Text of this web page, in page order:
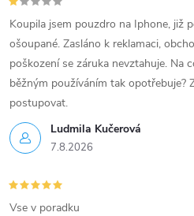
Ludmila Kučerová
7.8.2026
Koupila jsem pouzdro na Iphone, již
ošoupané. Zasláno k reklamaci,
poškození se záruka nevztahuje. Na
běžným používáním tak opotřebuje?
postupovat.
Vse v poradku